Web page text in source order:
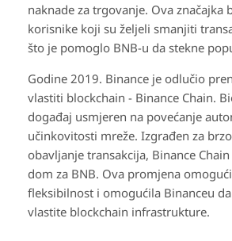
naknade za trgovanje. Ova značajka
korisnike koji su željeli smanjiti
što je pomoglo BNB-u da stekne
Godine 2019. Binance je odlučio
vlastiti blockchain - Binance Chain.
događaj usmjeren na povećanje
učinkovitosti mreže. Izgrađen za
obavljanje transakcija, Binance
dom za BNB. Ova promjena
fleksibilnost i omogućila Binanceu
vlastite blockchain infrastrukture.